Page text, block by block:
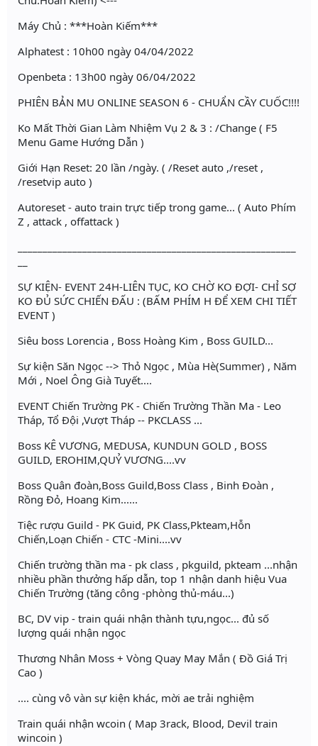
Máy Chủ : ***Hoàn Kiếm***
Alphatest : 10h00 ngày 04/04/2022
Openbeta : 13h00 ngày 06/04/2022
PHIÊN BẢN MU ONLINE SEASON 6 - CHUẨN CẦY CUỐC!!!!
Ko Mất Thời Gian Làm Nhiệm Vụ 2 & 3 : /Change ( F5
Menu Game Hướng Dẫn )
Giới Hạn Reset: 20 lần /ngày. ( /Reset auto ,/reset ,
/resetvip auto )
Autoreset - auto train trực tiếp trong game... ( Auto Phím
Z , attack , offattack )
SỰ KIỆN- EVENT 24H-LIÊN TỤC, KO CHỜ KO ĐỢI- CHỈ SỢ
KO ĐỦ SỨC CHIẾN ĐẤU : (BẤM PHÍM H ĐỂ XEM CHI TIẾT
EVENT )
Siêu boss Lorencia , Boss Hoàng Kim , Boss GUILD...
Sự kiện Săn Ngọc --> Thỏ Ngọc , Mùa Hè(Summer) , Năm
Mới , Noel Ông Già Tuyết....
EVENT Chiến Trường PK - Chiến Trường Thần Ma - Leo
Tháp, Tổ Đội ,Vượt Tháp -- PKCLASS ...
Boss KÊ VƯƠNG, MEDUSA, KUNDUN GOLD , BOSS
GUILD, EROHIM,QUỶ VƯƠNG....vv
Boss Quân đoàn,Boss Guild,Boss Class , Binh Đoàn ,
Rồng Đỏ, Hoang Kim......
Tiệc rượu Guild - PK Guid, PK Class,Pkteam,Hỗn
Chiến,Loạn Chiến - CTC -Mini....vv
Chiến trường thần ma - pk class , pkguild, pkteam ...nhận
nhiều phần thưởng hấp dẫn, top 1 nhận danh hiệu Vua
Chiến Trường (tăng công -phòng thủ-máu...)
BC, DV vip - train quái nhận thành tựu,ngọc... đủ số
lượng quái nhận ngọc
Thương Nhân Moss + Vòng Quay May Mắn ( Đồ Giá Trị
Cao )
.... cùng vô vàn sự kiện khác, mời ae trải nghiệm
Train quái nhận wcoin ( Map 3rack, Blood, Devil train
wincoin )